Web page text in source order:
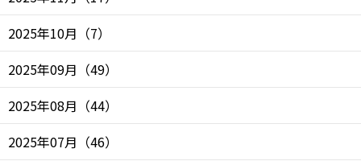
2025年10月 （7）
2025年09月 （49）
2025年08月 （44）
2025年07月 （46）